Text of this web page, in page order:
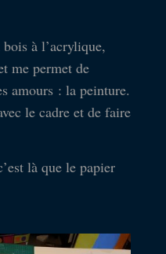
à l’acrylique,
me permet de
amours : la peinture.
le cadre et de faire
là que le papier